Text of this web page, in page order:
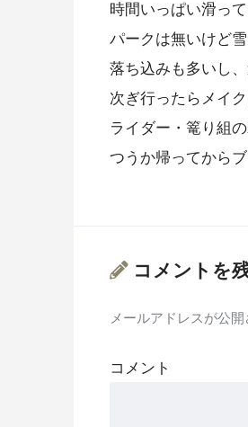
時間いっぱい滑っ
パークは無いけど
落ち込みも多いし
次ぎ行ったらメイ
ライダー・篭り組
つうか帰ってから
コメントを
メールアドレスが公
コメント